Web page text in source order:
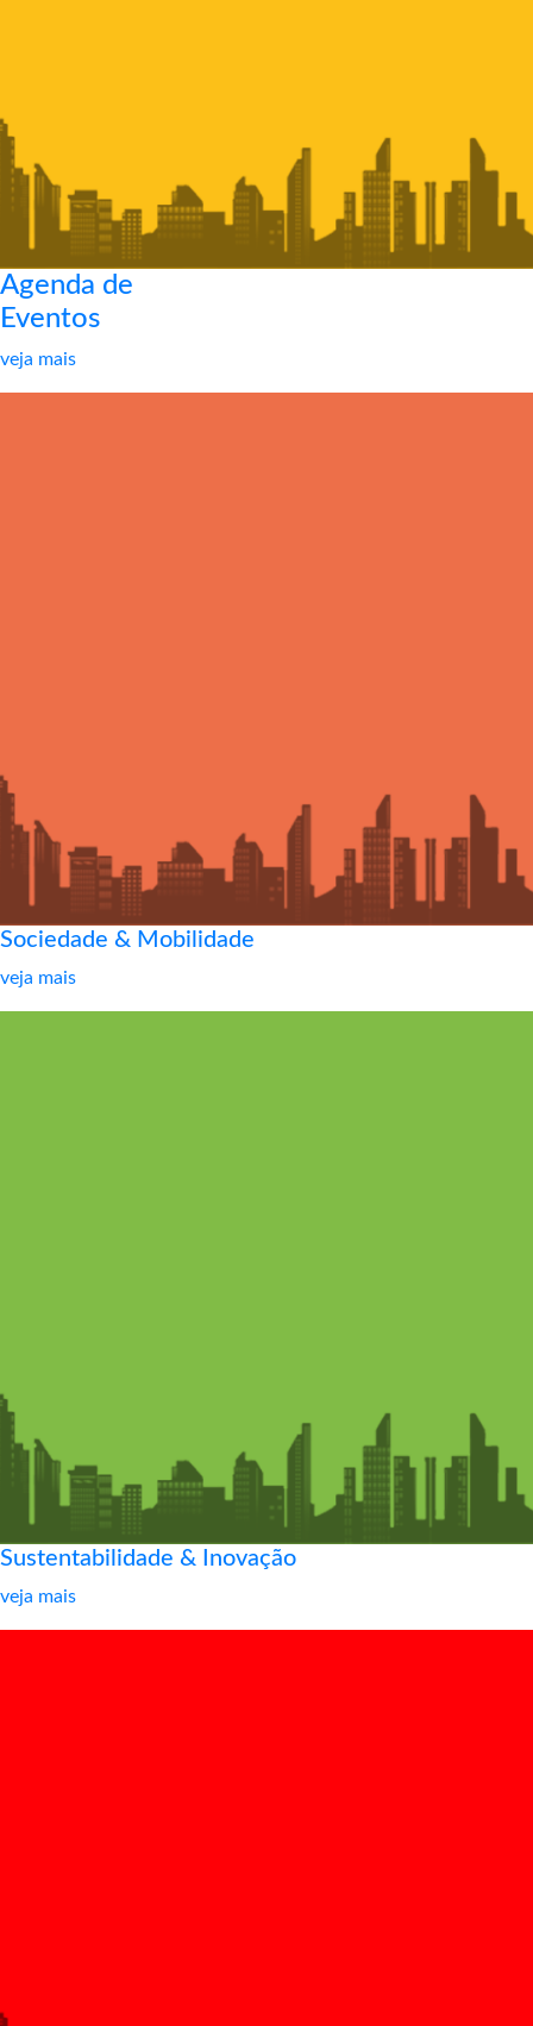
Agenda de
Eventos
veja mais
Sociedade & Mobilidade
veja mais
Sustentabilidade & Inovação
veja mais